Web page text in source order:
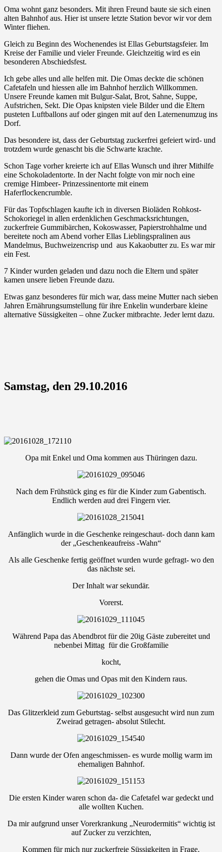
Oma wohnt ganz besonders. Mit ihren Freund baute sie sich einen
alten Bahnhof aus. Hier ist unsere letzte Station bevor wir vor dem
Winter fliehen.
Gleich zu Beginn des Wochenendes ist Ellas Geburtstagsfeier. Im
Kreise der Familie und vieler Freunde. Gleichzeitig wird es ein
besonderen Abschiedsfest.
Ich gebe alles und alle helfen mit. Die Omas deckte die schönen
Cafetafeln und hiessen alle im Bahnhof herzlich Willkommen.
Unsere Freunde kamen mit Bulgur-Salat, Brot, Sahne, Suppe,
Aufstrichen, Sekt. Die Opas knipsten viele Bilder und die Eltern
pusteten Luftballons auf oder gingen mit auf den Laternenumzug ins
Dorf.
Das besondere ist, dass der Geburtstag zuckerfrei gefeiert wird- und
trotzdem wurde genascht bis die Schwarte krachte.
Schon Tage vorher kreierte ich auf Ellas Wunsch und ihrer Mithilfe
eine Schokoladentorte. In der Nacht folgte von mir noch eine
cremige Himbeer- Prinzessinentorte mit einem
Haferflockencrumble.
Für das Topfschlagen kaufte ich in diversen Bioläden Rohkost-
Schokoriegel in allen erdenklichen Geschmacksrichtungen,
zuckerfreie Gummibärchen, Kokoswasser, Papierstrohhalme und
bereitete noch am Abend vorher Ellas Lieblingspralinen aus
Mandelmus, Buchweizencrisp und aus Kakaobutter zu. Es war mir
ein Fest.
7 Kinder wurden geladen und dazu noch die Eltern und später
kamen unsere lieben Freunde dazu.
Etwas ganz besonderes für mich war, dass meine Mutter nach sieben
Jahren Ernährungsumstellung für ihre Enkelin wunderbare kleine
alternative Süssigkeiten – ohne Zucker mitbrachte. Jeder lernt dazu.
Samstag, den 29.10.2016
Opa mit Enkel und Oma kommen aus Thüringen dazu.
Nach dem Frühstück ging es für die Kinder zum Gabentisch.
Endlich werden aud drei Fingern vier.
Anfänglich wurde in die Geschenke reingeschaut- doch dann kam
der „Geschenkeaufreiss -Wahn“
Als alle Geschenke fertig geöffnet wurden wurde gefragt- wo den
das nächste sei.
Der Inhalt war sekundär.
Vorerst.
Während Papa das Abendbrot für die 20ig Gäste zubereitet und
nebenbei Mittag für die Großfamilie
kocht,
gehen die Omas und Opas mit den Kindern raus.
Das Glitzerkleid zum Geburtstag- selbst ausgesucht wird nun zum
Zweirad getragen- absolut Stilecht.
Dann wurde der Ofen angeschmissen- es wurde mollig warm im
ehemaligen Bahnhof.
Die ersten Kinder waren schon da- die Cafetafel war gedeckt und
alle wollten Kuchen.
Da mir aufgrund unser Vorerkrankung „Neurodermitis“ wichtig ist
auf Zucker zu verzichten,
Kommen für mich nur zuckerfreie Süssigkeiten in Frage.